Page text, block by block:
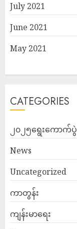
July 2021
June 2021
May 2021
CATEGORIES
၂၀၂၅ရွေးကောက်ပွဲ
News
Uncategorized
ကာတွန်း
ကျန်းမာရေး